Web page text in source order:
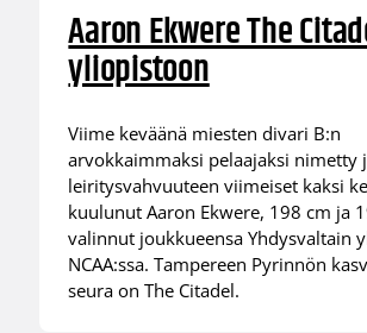
Aaron Ekwere The
yliopistoon
Viime keväänä miesten divari B:n
arvokkaimmaksi pelaajaksi nimetty
leiritysvahvuuteen viimeiset kaksi
kuulunut Aaron Ekwere, 198 cm ja
valinnut joukkueensa Yhdysvaltain
NCAA:ssa. Tampereen Pyrinnön
seura on The Citadel.